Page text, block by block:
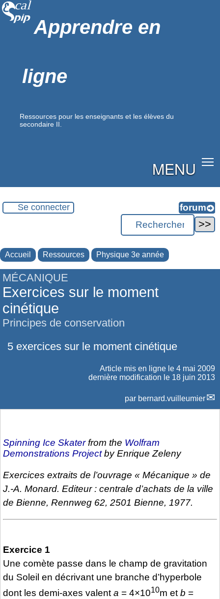
Apprendre en
ligne
Ressources pour les enseignants et les élèves du
secondaire II.
MENU
Se connecter
Accueil Ressources Physique 3e année
MÉCANIQUE
Exercices sur le moment
cinétique
Principes de conservation
5 exercices sur le moment cinétique
Article mis en ligne le 4 mai 2009
dernière modification le 18 juin 2013
par bernard.vuilleumier
Spinning Ice Skaterfrom the Wolfram
Demonstrations Projectby Enrique Zeleny
Exercices extraits de l’ouvrage « Mécanique » de
J.-A. Monard. Editeur : centrale d’achats de la ville
de Bienne, Rennweg 62, 2501 Bienne, 1977.
Exercice 1
Une comète passe dans le champ de gravitation
du Soleil en décrivant une branche d’hyperbole
dont les demi-axes valenta = 4×1010m etb =